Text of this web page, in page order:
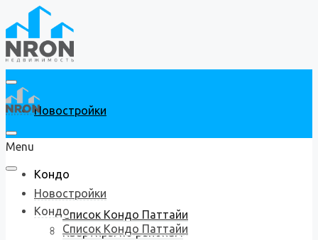
Новостройки
Кондо
Список Кондо Паттайи
Квартиры по районам
Menu
Новостройки
Кондо
Список Кондо Паттайи